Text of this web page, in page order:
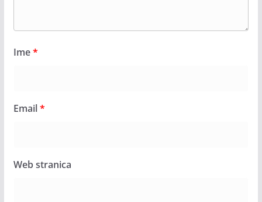
Ime*
Email*
Web stranica